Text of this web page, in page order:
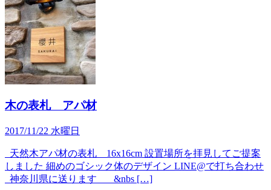
木の表札 アパ材
2017/11/22 水曜日
天然木アパ材の表札 16x16cm 設置場所を拝見してご提案
しました 細めのゴシック体のデザイン LINE@で打ち合わせ
神奈川県に送ります &nbs […]